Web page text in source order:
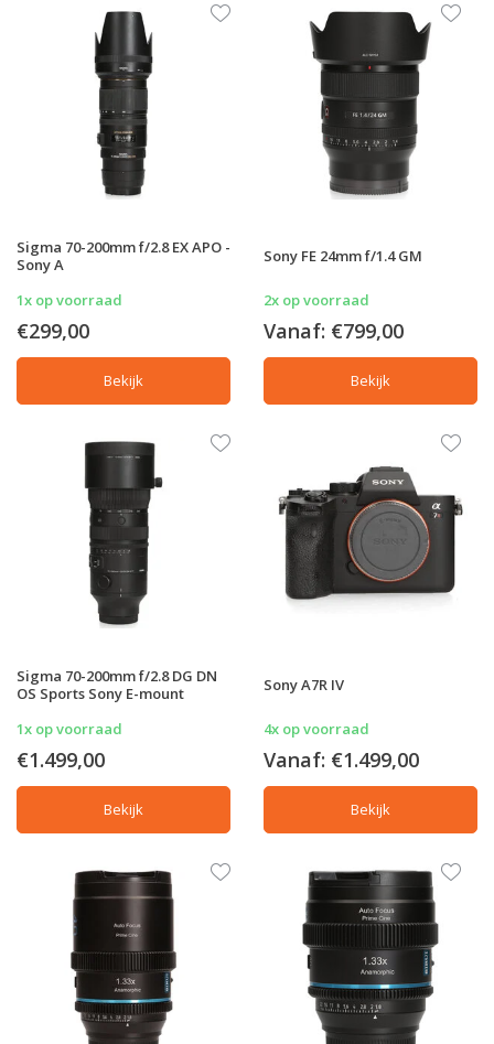
Sigma 70-200mm f/2.8 EX APO -
Sony A
1x op voorraad
€299,00
Bekijk
Sony FE 24mm f/1.4 GM
2x op voorraad
Vanaf: €799,00
Bekijk
Sigma 70-200mm f/2.8 DG DN
OS Sports Sony E-mount
1x op voorraad
€1.499,00
Bekijk
Sony A7R IV
4x op voorraad
Vanaf: €1.499,00
Bekijk